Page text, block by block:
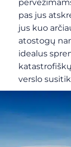
pas jus
jus kuo
atostogų
idealus
verslo